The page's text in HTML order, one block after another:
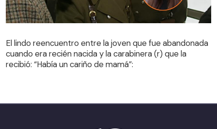
cuando era recién nacida y la carabinera (r) que la
recibió: “Había un cariño de mamá”:
El lindo reencuentro entre la joven que fue abandonada
cuando era recién nacida y la carabinera (r) que la
recibió: “Había un cariño de mamá”: